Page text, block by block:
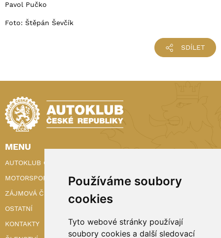
Používáme soubory
cookies
Tyto webové stránky používají
soubory cookies a další sledovací
Pavol Pučko
Foto: Štěpán Ševčík
SDÍLET
MENU
AUTOKLUB ČR
MOTORSPORT
ZÁJMOVÁ ČINNOST
OSTATNÍ
KONTAKTY